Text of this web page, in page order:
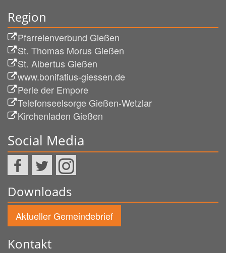
Region
Pfarreienverbund Gießen
St. Thomas Morus Gießen
St. Albertus Gießen
www.bonifatius-giessen.de
Perle der Empore
Telefonseelsorge Gießen-Wetzlar
Kirchenladen Gießen
Social Media
Downloads
Aktueller Gemeindebrief
Kontakt